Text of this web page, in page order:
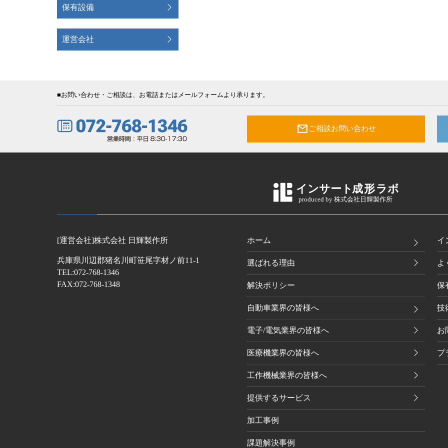
保有設備
運営会社
■お問い合わせ・ご相談は、お電話またはメールフォームより承ります。
mail ご相談お問い合わせ
[運営会社]株式会社 日輝製作所
兵庫県川辺郡猪名川町笹尾字材ノ前11-1
TEL:072-768-1346
FAX:072-768-1348
ホーム
選ばれる理由
解決ポリシー
自動車業界の皆様へ
電子/電気業界の皆様へ
医療機業界の皆様へ
工作機械業界の皆様へ
提供するサービス
加工事例
課題解決事例
イ
よ
保
技
お
プ